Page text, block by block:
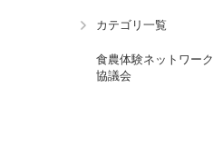
カテゴリ一覧
食農体験ネットワーク
協議会